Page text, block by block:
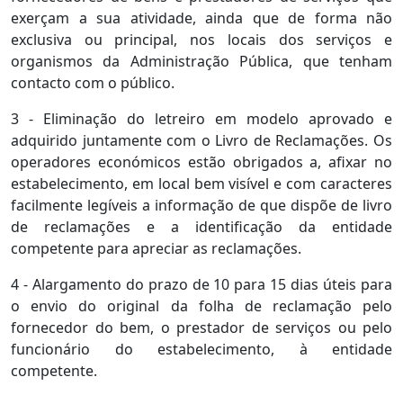
exerçam a sua atividade, ainda que de forma não
exclusiva ou principal, nos locais dos serviços e
organismos da Administração Pública, que tenham
contacto com o público.
3 - Eliminação do letreiro em modelo aprovado e
adquirido juntamente com o Livro de Reclamações. Os
operadores económicos estão obrigados a, afixar no
estabelecimento, em local bem visível e com caracteres
facilmente legíveis a informação de que dispõe de livro
de reclamações e a identificação da entidade
competente para apreciar as reclamações.
4 - Alargamento do prazo de 10 para 15 dias úteis para
o envio do original da folha de reclamação pelo
fornecedor do bem, o prestador de serviços ou pelo
funcionário do estabelecimento, à entidade
competente.